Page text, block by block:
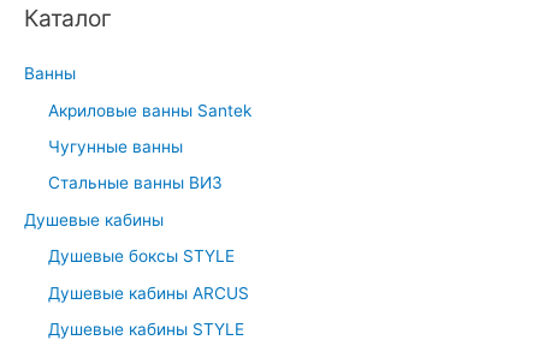
r
h
:
Каталог
Ванны
Акриловые ванны Santek
Чугунные ванны
Стальные ванны ВИЗ
Душевые кабины
Душевые боксы STYLE
Душевые кабины ARCUS
Душевые кабины STYLE